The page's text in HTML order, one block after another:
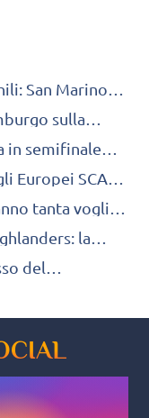
San Marino
sulla
in semifinale
Europei SCA
tanta voglia
la
del